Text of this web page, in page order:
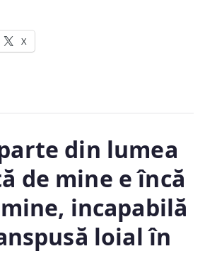
X
din lumea
de mine e încă
incapabilă
loial în